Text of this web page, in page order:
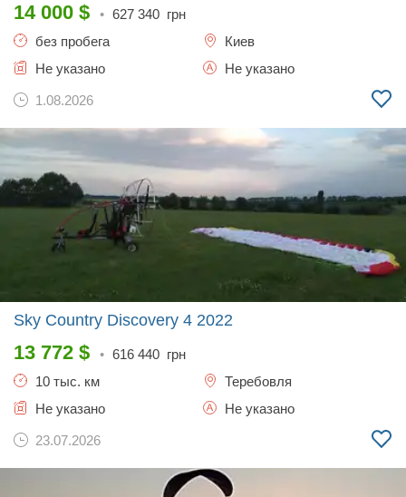
14 000 $ • 627 340 грн
без пробега
Киев
Не указано
Не указано
1.08.2026
Sky Country Discovery 4 2022
13 772 $ • 616 440 грн
10 тыс. км
Теребовля
Не указано
Не указано
23.07.2026